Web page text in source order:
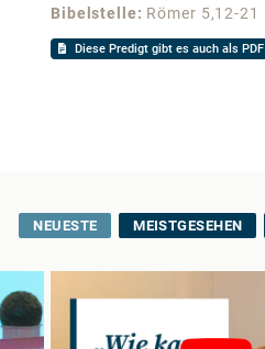
Bibelstelle
Römer 5,12-21
Diese Predigt gibt es auch als PDF
NEUESTE MEISTGESEHEN